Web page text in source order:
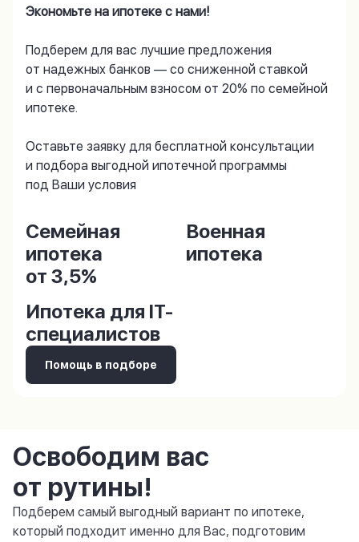
Экономьте на ипотеке с нами!
Подберем для вас лучшие предложения
от надежных банков — со сниженной ставкой
и с первоначальным взносом от 20% по семейной
ипотеке.
Оставьте заявку для бесплатной консультации
и подбора выгодной ипотечной программы
под Ваши условия
Семейная
ипотека
от 3,5%
Военная
ипотека
Ипотека для IT-
специалистов
Помощь в подборе
Освободим вас
от рутины!
Подберем самый выгодный вариант по ипотеке,
который подходит именно для Вас, подготовим